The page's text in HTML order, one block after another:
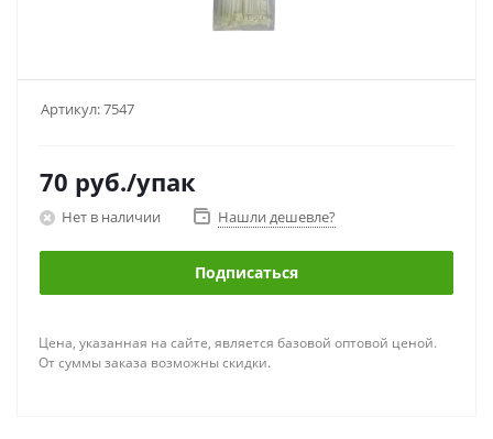
Артикул:7547
70 руб./упак
Нет в наличии Нашли дешевле?
Подписаться
Цена, указанная на сайте, является базовой оптовой ценой.
От суммы заказа возможны скидки.